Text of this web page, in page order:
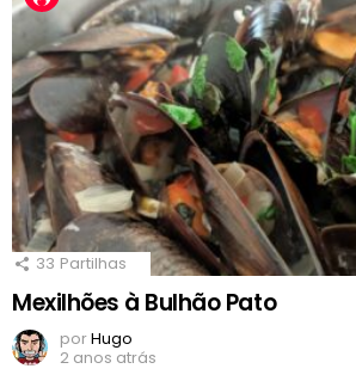
33 Partilhas
Mexilhões à Bulhão Pato
porHugo
2 anos atrás